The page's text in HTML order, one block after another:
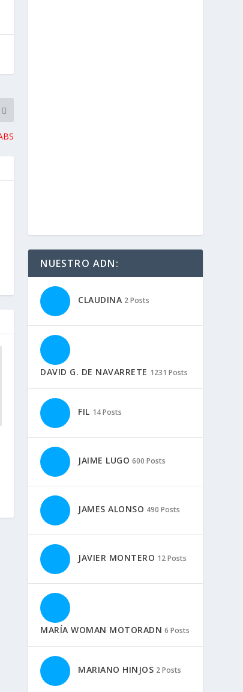
NUESTRO ADN:
CLAUDINA 2 Posts
DAVID G. DE NAVARRETE 1231 Posts
FIL 14 Posts
JAIME LUGO 600 Posts
JAMES ALONSO 490 Posts
JAVIER MONTERO 12 Posts
MARÍA WOMAN MOTORADN 6 Posts
MARIANO HINJOS 2 Posts